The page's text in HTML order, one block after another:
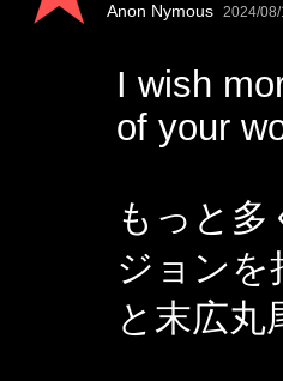
Anon Nymous 2024/
I wish
of your
もっと
ジョンを
と末広